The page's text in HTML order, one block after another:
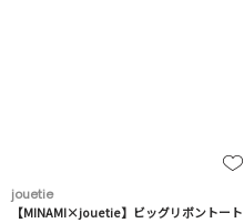
jouetie
【MINAMI×jouetie】ビッグリボントート